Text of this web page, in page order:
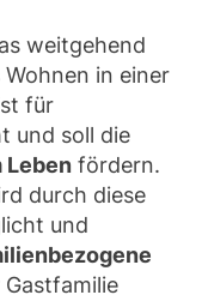
weitgehend
in einer
für
und soll die
Leben fördern.
durch diese
und